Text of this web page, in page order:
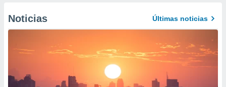
Noticias Últimas noticias